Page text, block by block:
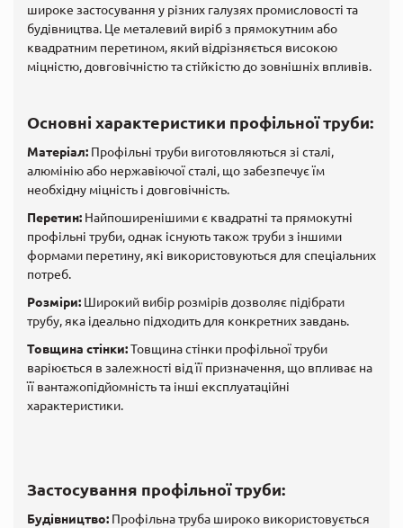
широке застосування у різних галузях промисловості та
будівництва. Це металевий виріб з прямокутним або
квадратним перетином, який відрізняється високою
міцністю, довговічністю та стійкістю до зовнішніх впливів.
Основні характеристики профільної труби:
Матеріал: Профільні труби виготовляються зі сталі,
алюмінію або нержавіючої сталі, що забезпечує їм
необхідну міцність і довговічність.
Перетин: Найпоширенішими є квадратні та прямокутні
профільні труби, однак існують також труби з іншими
формами перетину, які використовуються для спеціальних
потреб.
Розміри: Широкий вибір розмірів дозволяє підібрати
трубу, яка ідеально підходить для конкретних завдань.
Товщина стінки:Товщина стінки профільної труби
варіюється в залежності від її призначення, що впливає на
її вантажопідйомність та інші експлуатаційні
характеристики.
Застосування профільної труби:
Будівництво: Профільна труба широко використовується